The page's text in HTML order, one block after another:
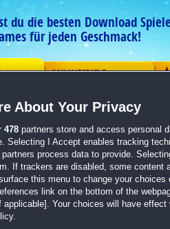
du die besten Download
für jeden Geschmack!
ONLINESPIELE
Logik Mahjong
zu dem Spiel Dark
Poe
About Your Privacy
478 partners store and access personal
Selecting I Accept enables tracking
process data to provide.
If trackers are disabled, some content
this menu to change your
link on the bottom of the
applicable]. Your choices will have